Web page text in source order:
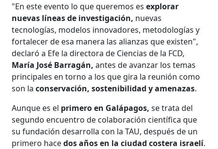
"En este evento lo que queremos es explorar
nuevas líneas de investigación, nuevas
tecnologías, modelos innovadores, metodologías y
fortalecer de esa manera las alianzas que existen",
declaró a Efe la directora de Ciencias de la FCD,
María José Barragán, antes de avanzar los temas
principales en torno a los que gira la reunión como
son laconservación, sostenibilidad y amenazas.
Aunque es el primero en Galápagos, se trata del
segundo encuentro de colaboración científica que
su fundación desarrolla con la TAU, después de un
primero hacedos años en la ciudad costera israelí.